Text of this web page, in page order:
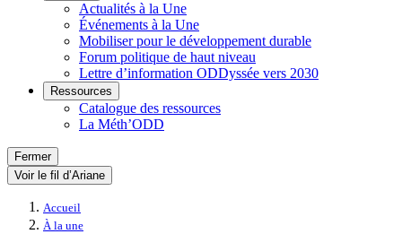
Actualités à la Une
Événements à la Une
Mobiliser pour le développement durable
Forum politique de haut niveau
Lettre d’information ODDyssée vers 2030
Ressources
Catalogue des ressources
La Méth’ODD
Fermer
Voir le fil d’Ariane
Accueil
À la une